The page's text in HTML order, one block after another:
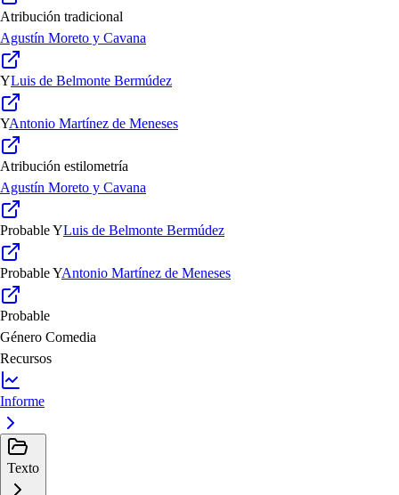
Atribución tradicional
Agustín Moreto y Cavana
YLuis de Belmonte Bermúdez
YAntonio Martínez de Meneses
Atribución estilometría
Agustín Moreto y Cavana
ProbableYLuis de Belmonte Bermúdez
ProbableYAntonio Martínez de Meneses
Probable
Género Comedia
Recursos
Informe
Texto